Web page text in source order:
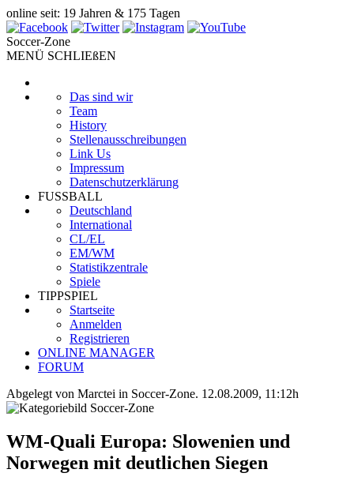
online seit: 19 Jahren & 175 Tagen
Soccer-Zone
MENÜ SCHLIEßEN
Das sind wir
Team
History
Stellenausschreibungen
Link Us
Impressum
Datenschutzerklärung
FUSSBALL
Deutschland
International
CL/EL
EM/WM
Statistikzentrale
Spiele
TIPPSPIEL
Startseite
Anmelden
Registrieren
ONLINE MANAGER
FORUM
Abgelegt von Marctei in Soccer-Zone. 12.08.2009, 11:12h
WM-Quali Europa: Slowenien und
Norwegen mit deutlichen Siegen